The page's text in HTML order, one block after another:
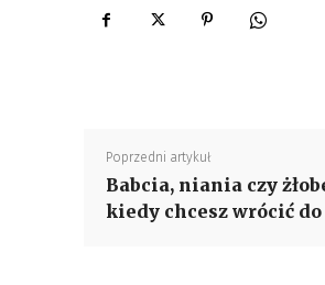
Poprzedni artykuł
Babcia, niania czy
kiedy chcesz wrócić do